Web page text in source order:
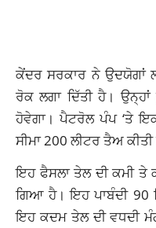
ਕੇਂਦਰ ਸਰਕਾਰ ਨੇ ਉਦਯੋਗਾਂ
ਰੋਕ ਲਗਾ ਦਿੱਤੀ ਹੈ।
ਹੋਵੇਗਾ। ਪੈਟਰੋਲ ਪੰਪ ‘ਤੇ
ਸੀਮਾ 200 ਲੀਟਰ ਤੈਅ ਕੀਤੀ
ਇਹ ਫੈਸਲਾ ਤੇਲ ਦੀ ਕਮੀ ਤੇ
ਗਿਆ ਹੈ। ਇਹ ਪਾਬੰਦੀ 90
ਇਹ ਕਦਮ ਤੇਲ ਦੀ ਵਧਦੀ